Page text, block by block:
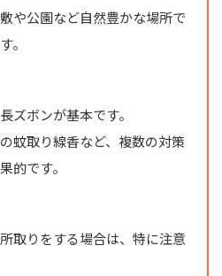
や公園など自然豊かな場所で
。
ズボンが基本です。
蚊取り線香など、複数の対策
的です。
取りをする場合は、特に注意